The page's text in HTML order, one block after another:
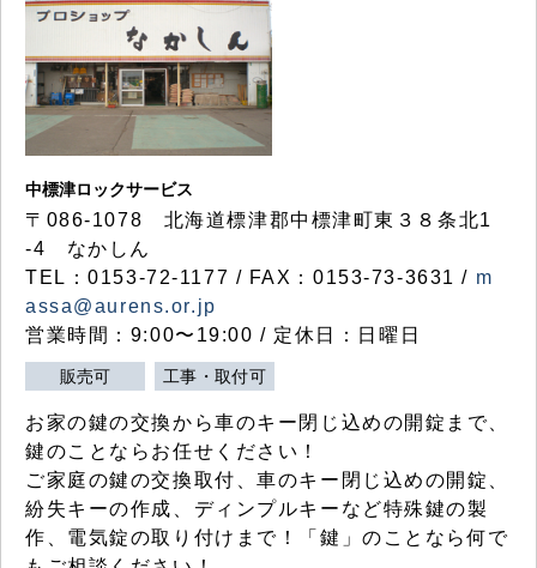
中標津ロックサービス
〒086-1078 北海道標津郡中標津町東３８条北1
-4 なかしん
TEL：0153-72-1177 / FAX：0153-73-3631 / m
assa@aurens.or.jp
営業時間：9:00〜19:00 / 定休日：日曜日
販売可 工事・取付可
お家の鍵の交換から車のキー閉じ込めの開錠まで、
鍵のことならお任せください！
ご家庭の鍵の交換取付、車のキー閉じ込めの開錠、
紛失キーの作成、ディンプルキーなど特殊鍵の製
作、電気錠の取り付けまで！「鍵」のことなら何で